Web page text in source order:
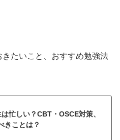
たいこと、おすすめ勉強法
忙しい？CBT・OSCE対策、
きことは？